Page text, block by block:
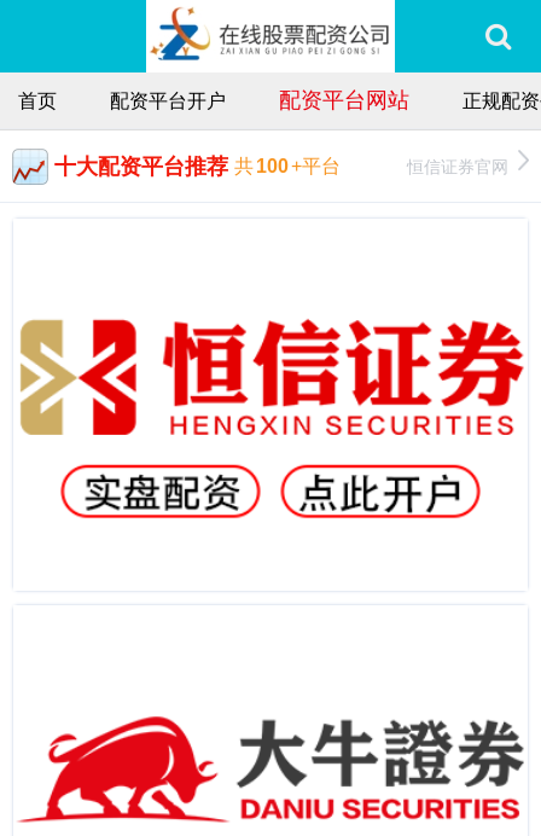
首页 配资平台开户 配资平台网站 正规配
十大配资平台推荐 共100+平台 恒信证券官网